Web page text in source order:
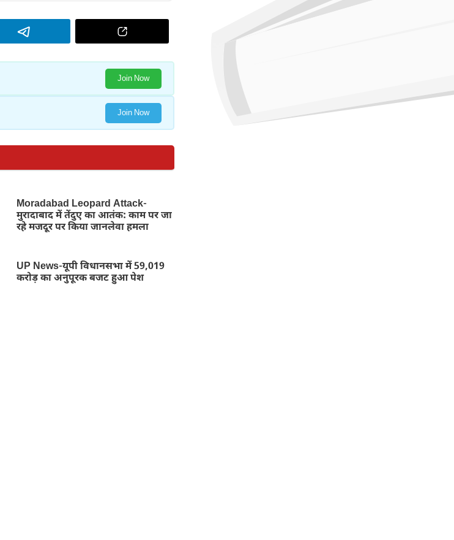
Join Now
Join Now
Moradabad Leopard Attack-
मुरादाबाद में तेंदुए का आतंक: काम पर जा
रहे मजदूर पर किया जानलेवा हमला
UP News-यूपी विधानसभा में 59,019
करोड़ का अनुपूरक बजट हुआ पेश